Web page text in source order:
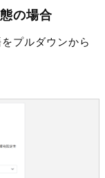
の場合
プルダウンから